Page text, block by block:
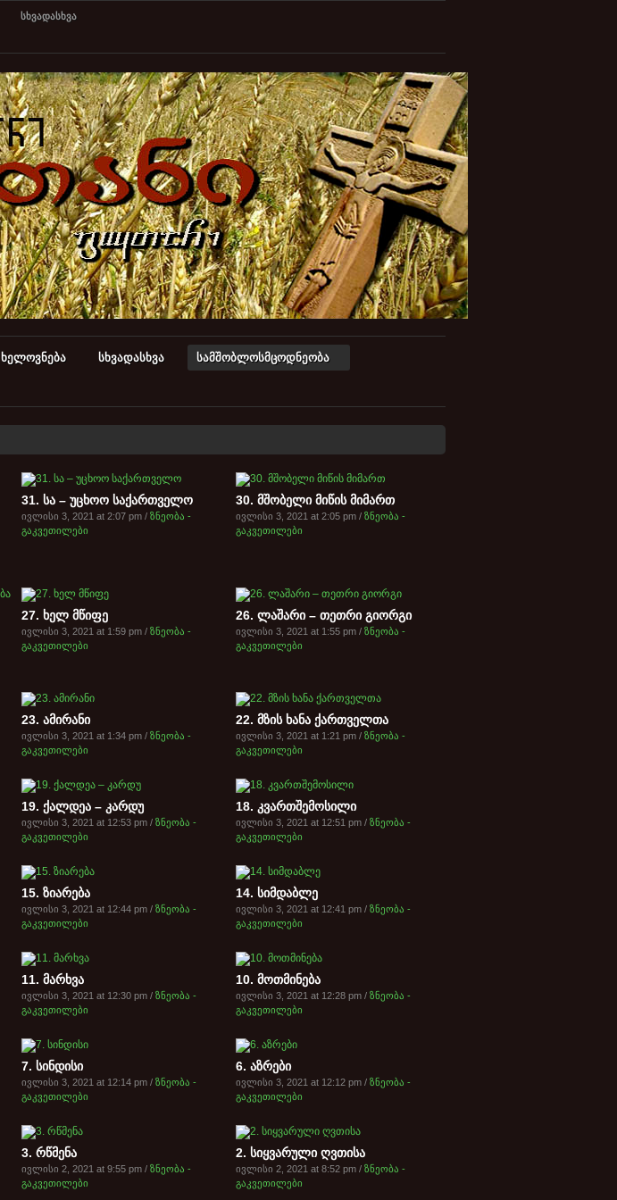
სხვადასხვა
ხელოვნება სხვადასხვა
სამშობლოსმცოდნეობა
31. სა – უცხოო საქართველო
ივლისი 3, 2021 at 2:07 pm / ზნეობა -
გაკვეთილები
30. მშობელი მიწის მიმართ
ივლისი 3, 2021 at 2:05 pm / ზნეობა -
გაკვეთილები
27. ხელ მწიფე
ივლისი 3, 2021 at 1:59 pm / ზნეობა -
გაკვეთილები
26. ლაშარი – თეთრი გიორგი
ივლისი 3, 2021 at 1:55 pm / ზნეობა -
გაკვეთილები
23. ამირანი
ივლისი 3, 2021 at 1:34 pm / ზნეობა -
გაკვეთილები
22. მზის ხანა ქართველთა
ივლისი 3, 2021 at 1:21 pm / ზნეობა -
გაკვეთილები
19. ქალდეა – კარდუ
ივლისი 3, 2021 at 12:53 pm / ზნეობა -
გაკვეთილები
18. კვართშემოსილი
ივლისი 3, 2021 at 12:51 pm / ზნეობა -
გაკვეთილები
15. ზიარება
ივლისი 3, 2021 at 12:44 pm / ზნეობა -
გაკვეთილები
14. სიმდაბლე
ივლისი 3, 2021 at 12:41 pm / ზნეობა -
გაკვეთილები
11. მარხვა
ივლისი 3, 2021 at 12:30 pm / ზნეობა -
გაკვეთილები
10. მოთმინება
ივლისი 3, 2021 at 12:28 pm / ზნეობა -
გაკვეთილები
7. სინდისი
ივლისი 3, 2021 at 12:14 pm / ზნეობა -
გაკვეთილები
6. აზრები
ივლისი 3, 2021 at 12:12 pm / ზნეობა -
გაკვეთილები
3. რწმენა
ივლისი 2, 2021 at 9:55 pm / ზნეობა -
გაკვეთილები
2. სიყვარული ღვთისა
ივლისი 2, 2021 at 8:52 pm / ზნეობა -
გაკვეთილები